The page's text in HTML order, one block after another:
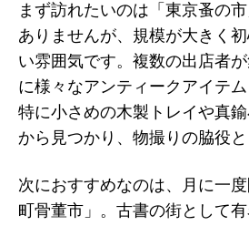
まず訪れたいのは「東京蚤の
ありませんが、規模が大きく
い雰囲気です。複数の出店者
に様々なアンティークアイテム
特に小さめの木製トレイや真
から見つかり、物撮りの脇役と
次におすすめなのは、月に一
町骨董市」。古書の街として